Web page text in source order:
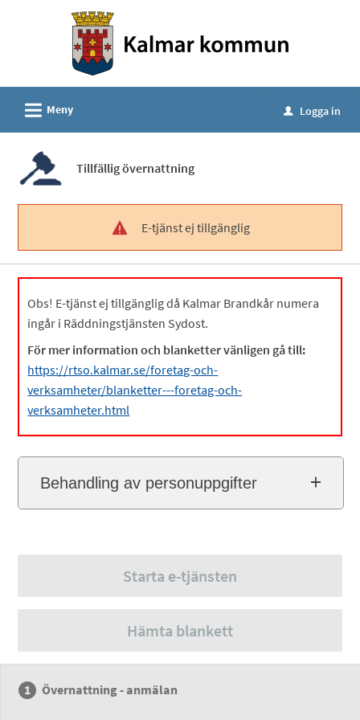
Välkommen
Kalmar
L Meny u Logga in
Tillfällig övernattning
! E-tjänst ej tillgänglig
Obs! E-tjänst ej tillgänglig då Kalmar Brandkår numera
ingår i Räddningstjänsten Sydost.
För mer information och blanketter vänligen gå till:
https://rtso.kalmar.se/foretag-och-
verksamheter/blanketter---foretag-och-
verksamheter.html
Behandling av personuppgifter
Starta e-tjänsten
Hämta blankett
Övernattning - anmälan